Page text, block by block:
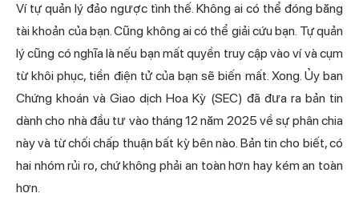
Ví tự quản lý đảo ngược tình thế. Không ai có thể đóng băng
tài khoản của bạn. Cũng không ai có thể giải cứu bạn. Tự quản
lý cũng có nghĩa là nếu bạn mất quyền truy cập vào ví và cụm
từ khôi phục, tiền điện tử của bạn sẽ biến mất. Xong. Ủy ban
Chứng khoán và Giao dịch Hoa Kỳ (SEC) đã đưa ra bản tin
dành cho nhà đầu tư vào tháng 12 năm 2025 về sự phân chia
này và từ chối chấp thuận bất kỳ bên nào. Bản tin cho biết, có
hai nhóm rủi ro, chứ không phải an toàn hơn hay kém an toàn
hơn.